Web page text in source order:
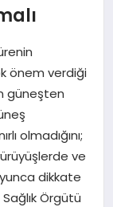
önem verdiği
güneşten
olmadığını;
ve
dikkate
Örgütü